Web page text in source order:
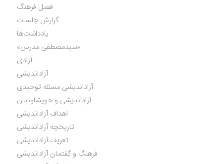
فصل فرهنگ
گزارش جلسات
یادداشت‌ها
«سیدمصطفی مدرس»
آزادی
آزاداندیشی
آزاداندیشی مسئله توحیدی
آزاداندیشی و خویشاوندان
اهداف آزاداندیشی
تاریخچه آزاداندیشی
تعریف آزاداندیشی
فرهنگ و گفتمان آزاداندیشی